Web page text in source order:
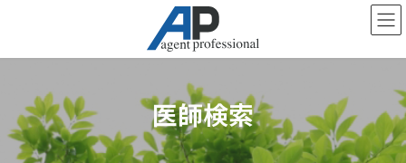
ン
キ
ー
に
医師検索